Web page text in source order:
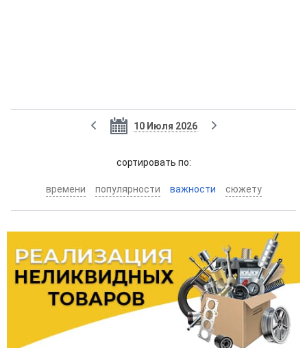
10 Июля 2026
cортировать по:
времени популярности важности сюжету